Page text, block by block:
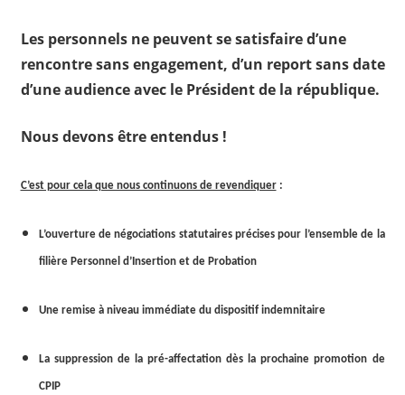
Les personnels ne peuvent se satisfaire d’une
rencontre sans engagement, d’un report sans date
d’une audience avec le Président de la république.
Nous devons être entendus !
C’est pour cela que nous continuons de revendiquer:
L’ouverture de négociations statutaires précises pour l’ensemble de la
filière Personnel d’Insertion et de Probation
Une remise à niveau immédiate du dispositif indemnitaire
La suppression de la pré-affectation dès la prochaine promotion de
CPIP